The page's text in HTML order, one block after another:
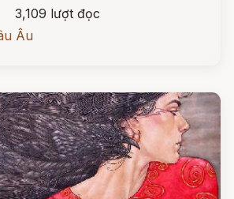
3,109 lượt đọc
Âu